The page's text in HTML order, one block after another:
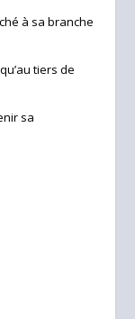
à sa branche
tiers de
sa